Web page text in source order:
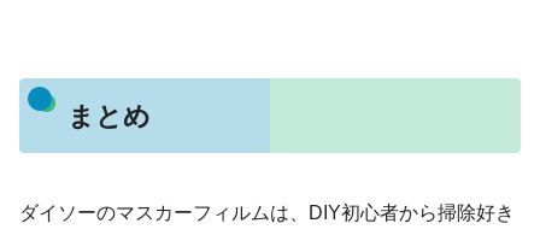
まとめ
ダイソーのマスカーフィルムは、DIY初心者から掃除好き